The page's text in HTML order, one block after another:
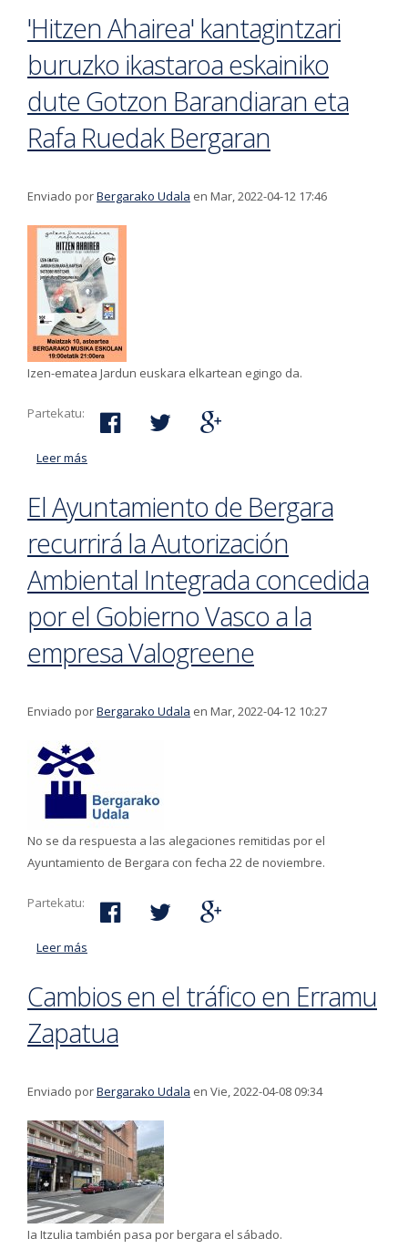
de fiestas de Pentecostés
'Hitzen Ahairea' kantagintzari
buruzko ikastaroa eskainiko
dute Gotzon Barandiaran eta
Rafa Ruedak Bergaran
Enviado porBergarako Udala en Mar, 2022-04-12 17:46
Izen-ematea Jardun euskara elkartean egingo da.
Partekatu:
Leer más
Ruedak Bergaran
El Ayuntamiento de Bergara
recurrirá la Autorización
Ambiental Integrada concedida
por el Gobierno Vasco a la
empresa Valogreene
Enviado porBergarako Udala en Mar, 2022-04-12 10:27
No se da respuesta a las alegaciones remitidas por el
Ayuntamiento de Bergara con fecha 22 de noviembre.
Partekatu:
Leer más
Gobierno Vasco a la empresa Valogreene
Cambios en el tráfico en Erramu
Zapatua
Enviado porBergarako Udala en Vie, 2022-04-08 09:34
Ia Itzulia también pasa por bergara el sábado.